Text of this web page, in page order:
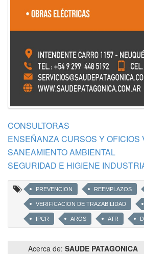
CONSULTORAS
ENSEÑANZA CURSOS Y OFICIOS
SANEAMIENTO AMBIENTAL
SEGURIDAD E HIGIENE
PREVENCION REEMPLAZOS
VERIFICACION DE TRAZABILIDAD
IPCR AROS ATR
CARGA DE TARJETAS DE SEGURIDAD
Acerca de: SAUDE PATAGONICA